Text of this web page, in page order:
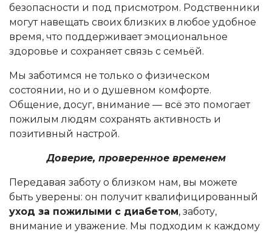
безопасности и под присмотром. Родственники
могут навещать своих близких в любое удобное
время, что поддерживает эмоциональное
здоровье и сохраняет связь с семьёй.
Мы заботимся не только о физическом
состоянии, но и о душевном комфорте.
Общение, досуг, внимание — всё это помогает
пожилым людям сохранять активность и
позитивный настрой.
Доверие, проверенное временем
Передавая заботу о близком нам, вы можете
быть уверены: он получит квалифицированный
уход за пожилыми с диабетом, заботу,
внимание и уважение. Мы подходим к каждому